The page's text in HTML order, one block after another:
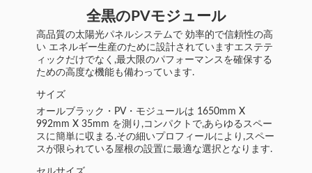
全黒のPVモジュール
高品質の太陽光パネルシステムで 効率的で信頼性の高
い エネルギー生産のために設計されていますエステテ
ィックだけでなく,最大限のパフォーマンスを確保する
ための高度な機能も備わっています.
サイズ
オールブラック・PV・モジュールは 1650mm X
992mm X 35mm を測り,コンパクトで,あらゆるスペー
スに簡単に収まる.その細いプロフィールにより,スペー
スが限られている屋根の設置に最適な選択となります.